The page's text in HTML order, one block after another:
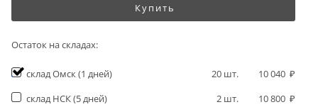
Купить
Остаток на складах:
склад Омск (1 дней) 20 шт.
10 040
склад НСК(5 дней) 2 шт.
10 800